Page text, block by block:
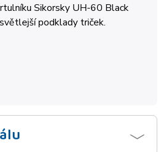
Sikorsky UH-60 Black
podklady triček.